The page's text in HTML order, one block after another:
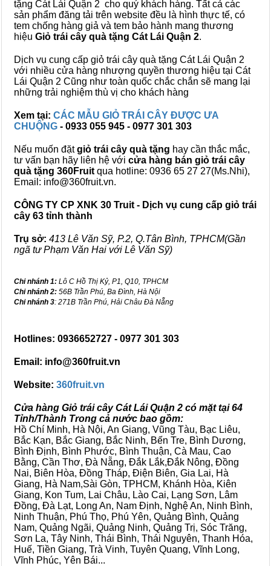
tặng Cát Lái Quận 2 cho quý khách hàng. Tất cả các
sản phẩm đăng tải trên website đều là hình thực tế, có
tem chống hàng giả và tem bảo hành mang thương
hiệu Giỏ trái cây quà tặng Cát Lái Quận 2.
Dịch vụ cung cấp giỏ trái cây quà tặng Cát Lái Quận 2
với nhiều cửa hàng nhượng quyền thương hiệu tại Cát
Lái Quận 2 Cũng như toàn quốc chắc chắn sẽ mang lại
những trải nghiệm thù vị cho khách hàng
Xem tại: CÁC MẪU GIỎ TRÁI CÂY ĐƯỢC ƯA
CHUỘNG - 0933 055 945 - 0977 301 303
Nếu muốn đặtgiỏ trái cây quà tặng hay cần thắc mắc,
tư vấn bạn hãy liên hệ với cửa hàng bán giỏ trái cây
quà tặng 360Fruit qua hotline: 0936 65 27 27(Ms.Nhi),
Email: info@360fruit.vn.
CÔNG TY CP XNK 30 Truit - Dịch vụ cung cấp giỏ trái
cây 63 tỉnh thành
Trụ sở: 413 Lê Văn Sỹ, P.2, Q.Tân Bình, TPHCM(Gần
ngã tư Phạm Văn Hai với Lê Văn Sỹ)
Chi nhánh 1: Lô C Hồ Thị Kỷ, P1, Q10, TPHCM
Chi nhánh 2: 56B Trần Phú, Ba Đình, Hà Nội
Chi nhánh 3: 271B Trần Phú, Hải Châu Đà Nẵng
Hotlines: 0936652727 - 0977 301 303
Email: info@360fruit.vn
Website: 360fruit.vn
Cửa hàng Giỏ trái cây Cát Lái Quận 2 có mặt tại 64
Tỉnh/Thành Trong cả nước bao gồm:
Hồ Chí Minh, Hà Nội, An Giang, Vũng Tàu, Bạc Liêu,
Bắc Kạn, Bắc Giang, Bắc Ninh, Bến Tre, Bình Dương,
Bình Định, Bình Phước, Bình Thuận, Cà Mau, Cao
Bằng, Cần Thơ, Đà Nẵng, Đắk Lắk,Đắk Nông, Đồng
Nai, Biên Hòa, Đồng Tháp, Điện Biên, Gia Lai, Hà
Giang, Hà Nam,Sài Gòn, TPHCM, Khánh Hòa, Kiên
Giang, Kon Tum, Lai Châu, Lào Cai, Lạng Sơn, Lâm
Đồng, Đà Lạt, Long An, Nam Định, Nghệ An, Ninh Bình,
Ninh Thuận, Phú Thọ, Phú Yên, Quảng Bình, Quảng
Nam, Quảng Ngãi, Quảng Ninh, Quảng Trị, Sóc Trăng,
Sơn La, Tây Ninh, Thái Bình, Thái Nguyên, Thanh Hóa,
Huế, Tiền Giang, Trà Vinh, Tuyên Quang, Vĩnh Long,
Vĩnh Phúc, Yên Bái...